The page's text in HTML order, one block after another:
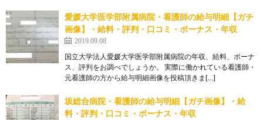
愛媛大学医学部附属病院・看護師の給与明細【ガチ
画像】・給料・評判・口コミ・ボーナス・年収
2019.09.08
国立大学法人愛媛大学医学部附属病院の年収、給料、ボーナ
ス、評判をお調べでしょうか。 実際に働かれている看護師・
元看護師の方から給与明細画像を投稿頂きま[…]
坂総合病院・看護師の給与明細【ガチ画像】・給
料・評判・口コミ・ボーナス・年収